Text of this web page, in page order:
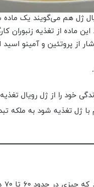
ژل هم می‌گویند یک
ماده از تغذیه زنبوران
از پروتئین و آمینو
از ۲ روز باز هم با ژل تغذیه شود